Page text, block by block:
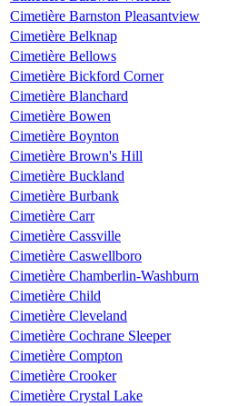
Cimetière Barnston Pleasantview
Cimetière Belknap
Cimetière Bellows
Cimetière Bickford Corner
Cimetière Blanchard
Cimetière Bowen
Cimetière Boynton
Cimetière Brown's Hill
Cimetière Buckland
Cimetière Burbank
Cimetière Carr
Cimetière Cassville
Cimetière Caswellboro
Cimetière Chamberlin-Washburn
Cimetière Child
Cimetière Cleveland
Cimetière Cochrane Sleeper
Cimetière Compton
Cimetière Crooker
Cimetière Crystal Lake